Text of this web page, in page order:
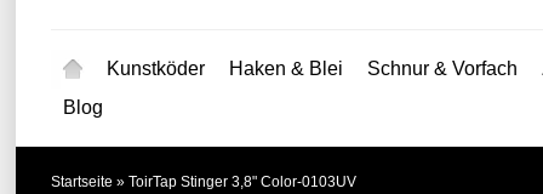
Kunstköder Haken & Blei Schnur & Vorfach
Blog
Startseite » ToirTap Stinger 3,8" Color-0103UV